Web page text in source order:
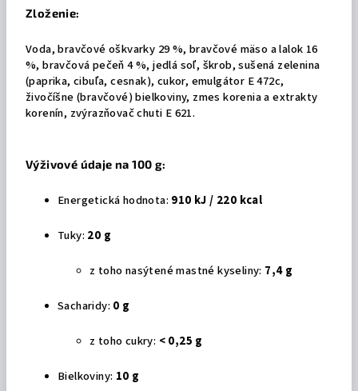
Zloženie:
Voda, bravčové oškvarky 29 %, bravčové mäso a lalok 16
%, bravčová pečeň 4 %, jedlá soľ, škrob, sušená zelenina
(paprika, cibuľa, cesnak), cukor, emulgátor E 472c,
živočíšne (bravčové) bielkoviny, zmes korenia a extrakty
korenín, zvýrazňovač chuti E 621.
Výživové údaje na 100 g:
Energetická hodnota: 910 kJ / 220 kcal
Tuky: 20 g
z toho nasýtené mastné kyseliny: 7,4 g
Sacharidy: 0 g
z toho cukry: < 0,25 g
Bielkoviny: 10 g